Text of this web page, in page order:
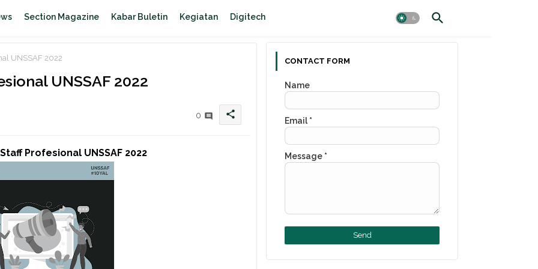
Section Magazine Kabar Buletin Kegiatan Digitech
UNSSAF 2022
UNSSAF 2022
0 share
Profesional UNSSAF 2022
CONTACT FORM
Name
Email *
Message *